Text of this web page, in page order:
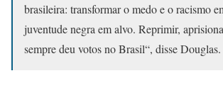
brasileira: transformar o medo e o racismo
juventude negra em alvo. Reprimir,
sempre deu votos no Brasil“, disse Douglas.